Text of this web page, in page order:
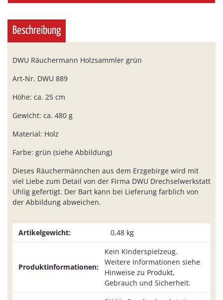
Beschreibung
DWU Räuchermann Holzsammler grün
Art-Nr. DWU 889
Höhe: ca. 25 cm
Gewicht: ca. 480 g
Material: Holz
Farbe: grün (siehe Abbildung)
Dieses Räuchermännchen aus dem Erzgebirge wird mit
viel Liebe zum Detail von der Firma DWU Drechselwerkstatt
Uhlig gefertigt. Der Bart kann bei Lieferung farblich von
der Abbildung abweichen.
Artikelgewicht: 0,48 kg
Produktinformationen:
Kein Kinderspielzeug.
Weitere Informationen siehe
Hinweise zu Produkt,
Gebrauch und Sicherheit.